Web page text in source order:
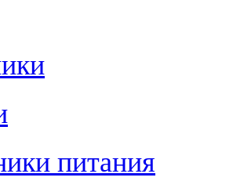
питания